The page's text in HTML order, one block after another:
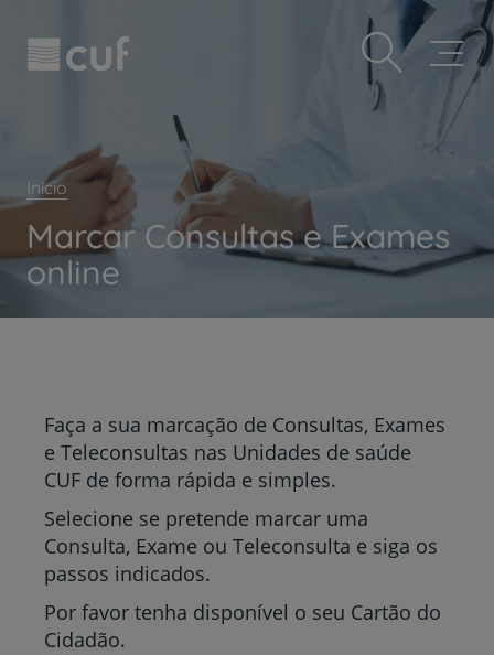
este
inclui
acessibilidade.
para
conteúdo
Prevenção e bem-estar
Grandes Áreas da Saúde
Plano +CUF
My CUF
Clientes e acompanhantes
CUF Academic Center
PT EN
Início
Marcar Consultas e Exames
online
Faça a sua marcação de Consultas, Exames
e Teleconsultas nas Unidades de saúde
CUF de forma rápida e simples.
Selecione se pretende marcar uma
Consulta, Exame ou Teleconsulta e siga os
passos indicados.
Por favor tenha disponível o seu Cartão do
Cidadão.